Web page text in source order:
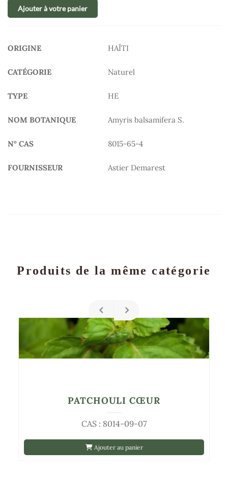
Ajouter à votre panier
ORIGINE HAÏTI
CATÉGORIE Naturel
TYPE HE
NOM BOTANIQUE Amyris balsamifera S.
N° CAS 8015-65-4
FOURNISSEUR Astier Demarest
Produits de la même catégorie
Ajouter au panier
CAS : 8014-09-07
PATCHOULI CŒUR